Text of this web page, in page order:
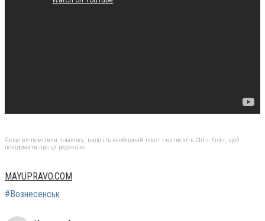
Якщо ви помітили помилку, виділіть необхідний текст і натисніть Ctrl + Enter, щоб
повідомити про це редакцію
MAYUPRAVO.COM
#Вознесенськ